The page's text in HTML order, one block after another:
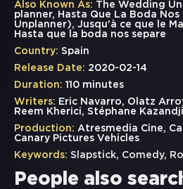
Also Known As: The Wedding
planner, Hasta Que La Boda
Unplanner), Jusqu'à ce que le
Hasta que la boda nos separe
Country: Spain
Release Date: 2020-02-14
Duration: 110 minutes
Writers: Eric Navarro, Olatz
Reem Kherici, Stéphane
Production: Atresmedia Cine,
Canary Pictures Vehicles
Keywords: Slapstick, Comedy,
People also